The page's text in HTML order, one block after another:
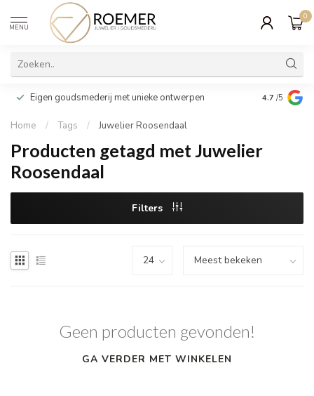
MENU
0
Eigen goudsmederij met unieke ontwerpen Wij
cadeau
4.7 /5
Home / Tags / Juwelier Roosendaal
Producten getagd met Juwelier
Roosendaal
Filters
Geen producten gevonden!
GA VERDER MET WINKELEN